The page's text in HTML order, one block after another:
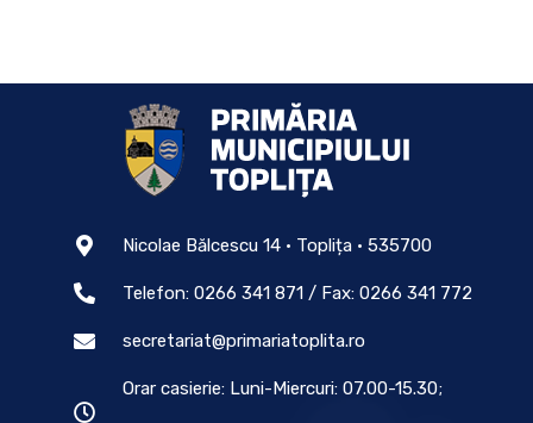
Nicolae Bălcescu 14 • Toplița • 535700
Telefon: 0266 341 871 / Fax: 0266 341 772
secretariat@primariatoplita.ro
Orar casierie: Luni-Miercuri: 07.00-15.30;